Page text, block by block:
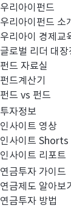
우리아이펀드
우리아이펀드 소
우리아이 경제교
글로벌 리더 대장
펀드 자료실
펀드계산기
펀드 vs 펀드
투자정보
인사이트 영상
인사이트 Shorts
인사이트 리포트
연금투자 가이드
연금제도 알아보
연금투자 방법
고난
고난도금융